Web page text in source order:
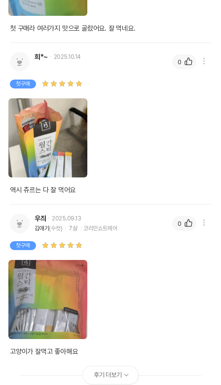
첫 구매라 여러가지 맛으로 골랐어요. 잘 먹네요.
희*~ 2025.10.14
첫구매
역시 츄르는 다 잘 먹어요
0
우즤
2025.09.13
김애기 (수컷) 7살 코리안쇼트헤어
첫구매
고양이가 잘먹고 좋아해요
0
후기 더보기